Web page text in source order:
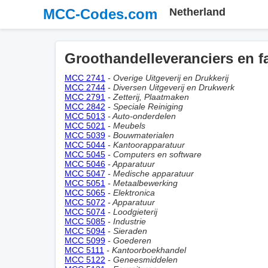
MCC-Codes.com Netherland
Groothandelleveranciers en
MCC 2741 - Overige Uitgeverij en Drukkerij
MCC 2744 - Diversen Uitgeverij en Drukwerk
MCC 2791 - Zetterij, Plaatmaken
MCC 2842 - Speciale Reiniging
MCC 5013 - Auto-onderdelen
MCC 5021 - Meubels
MCC 5039 - Bouwmaterialen
MCC 5044 - Kantoorapparatuur
MCC 5045 - Computers en software
MCC 5046 - Apparatuur
MCC 5047 - Medische apparatuur
MCC 5051 - Metaalbewerking
MCC 5065 - Elektronica
MCC 5072 - Apparatuur
MCC 5074 - Loodgieterij
MCC 5085 - Industrie
MCC 5094 - Sieraden
MCC 5099 - Goederen
MCC 5111 - Kantoorboekhandel
MCC 5122 - Geneesmiddelen